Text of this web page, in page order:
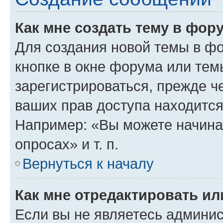
Как мне создать тему в
Для создания новой темы в
кнопке в окне форума или
зарегистрироваться, прежде
ваших прав доступа
Например: «Вы можете
опросах» и т. п.
Вернуться к началу
Как мне отредактировать
Если вы не являетесь